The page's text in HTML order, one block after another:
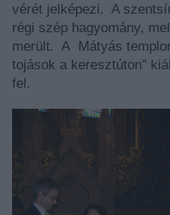
vérét jelképezi. A
régi szép hagyomány,
merült. A Mátyás
tojások a keresztúton”
fel.